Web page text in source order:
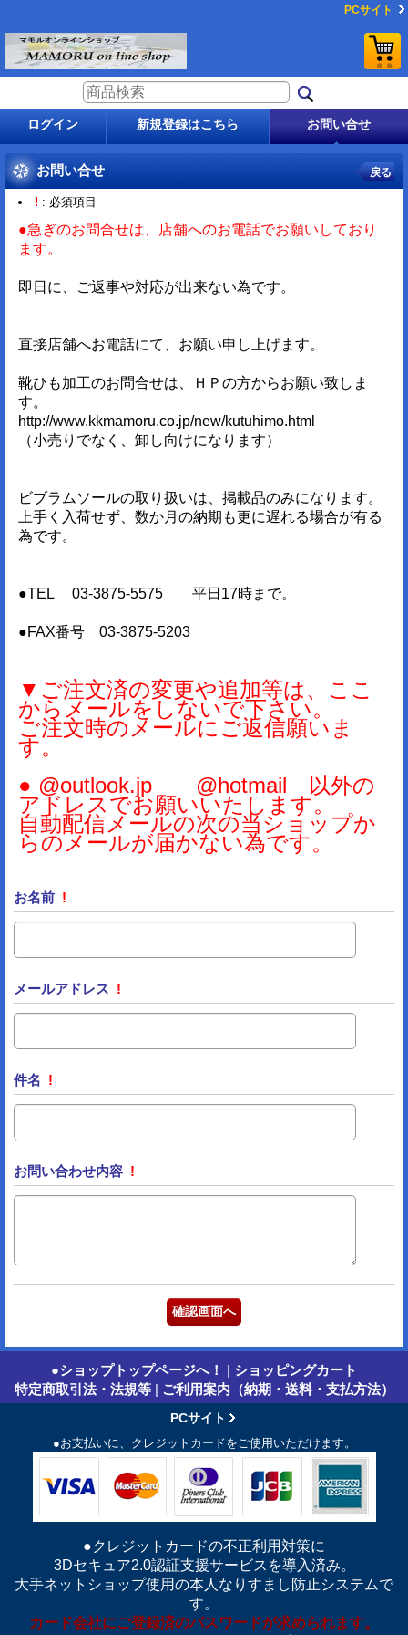
PCサイト
ログイン 新規登録はこちら お問い合せ
お問い合せ 戻る
! : 必須項目
●急ぎのお問合せは、店舗へのお電話でお願いしており
ます。
即日に、ご返事や対応が出来ない為です。
直接店舗へお電話にて、お願い申し上げます。
靴ひも加工のお問合せは、ＨＰの方からお願い致しま
す。
http://www.kkmamoru.co.jp/new/kutuhimo.html
（小売りでなく、卸し向けになります）
ビブラムソールの取り扱いは、掲載品のみになります。
上手く入荷せず、数か月の納期も更に遅れる場合が有る
為です。
●TEL 03-3875-5575 平日17時まで。
●FAX番号 03-3875-5203
▼ご注文済の変更や追加等は、ここ
からメールをしないで下さい。
ご注文時のメールにご返信願いま
す。
● @outlook.jp @hotmail 以外の
アドレスでお願いいたします。
自動配信メールの次の当ショップか
らのメールが届かない為です。
お名前 !
メールアドレス !
件名 !
お問い合わせ内容 !
●ショップトップページへ！ | ショッピングカート
特定商取引法・法規等 | ご利用案内（納期・送料・支払方法）
PCサイト
●お支払いに、クレジットカードをご使用いただけます。
●クレジットカードの不正利用対策に
3Dセキュア2.0認証支援サービスを導入済み。
大手ネットショップ使用の本人なりすまし防止システムで
す。
カード会社にご登録済のパスワードが求められます。